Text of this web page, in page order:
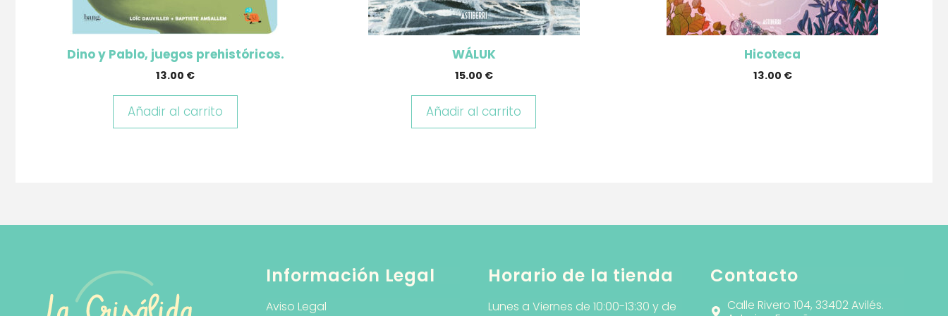
Dino y Pablo, juegos prehistóricos.
13.00 €
Añadir al carrito
WÁLUK
15.00 €
Añadir al carrito
Hicoteca
13.00 €
Información Legal
Aviso Legal
Horario de la tienda
Lunes a Viernes de 10:00-13:30 y de
Contacto
Calle Rivero 104, 33402 Avilés.